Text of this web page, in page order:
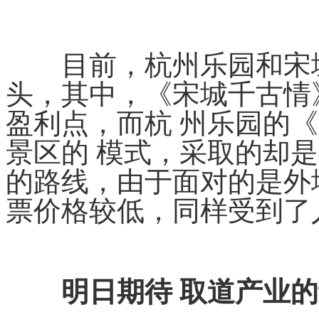
目前，杭州乐园和宋
头，其中，《宋城千古
盈利点，而杭 州乐园的
景区的 模式，采取的却
的路线，由于面对的是
票价格较低，同样受到
明日期待 取道产业的